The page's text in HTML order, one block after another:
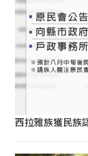
西拉雅族獲民族